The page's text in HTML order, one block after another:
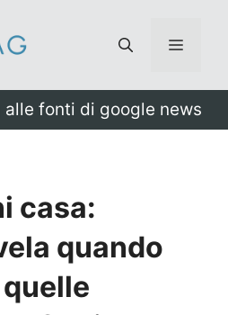
Menu
fonti di google news
casa:
quando